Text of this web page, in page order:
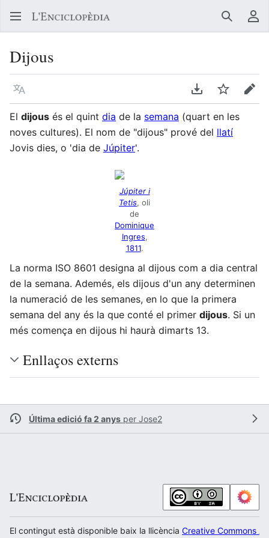
Buscar
Dijous
Llegir en un atre idioma Descarregar en
Vigilar
El dijous és el quint dia de la semana (quart en les
noves cultures). El nom de "dijous" prové del llatí
Jovis dies, o 'dia de Júpiter'.
Júpiter i
Tetis, oli
de
Dominique
Ingres,
1811.
La norma ISO 8601 designa al dijous com a dia central
de la semana. Ademés, els dijous d'un any determinen
la numeració de les semanes, en lo que la primera
semana del any és la que conté el primer dijous. Si un
més comença en dijous hi haurà dimarts 13.
Enllaços externs
Última edició fa 2 anys per Jose2
El contingut està disponible baix la llicència Creative Commons